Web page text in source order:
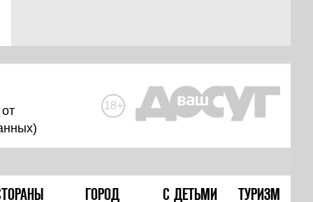
)
18+
ГОРОД С ДЕТЬМИ ТУРИЗМ